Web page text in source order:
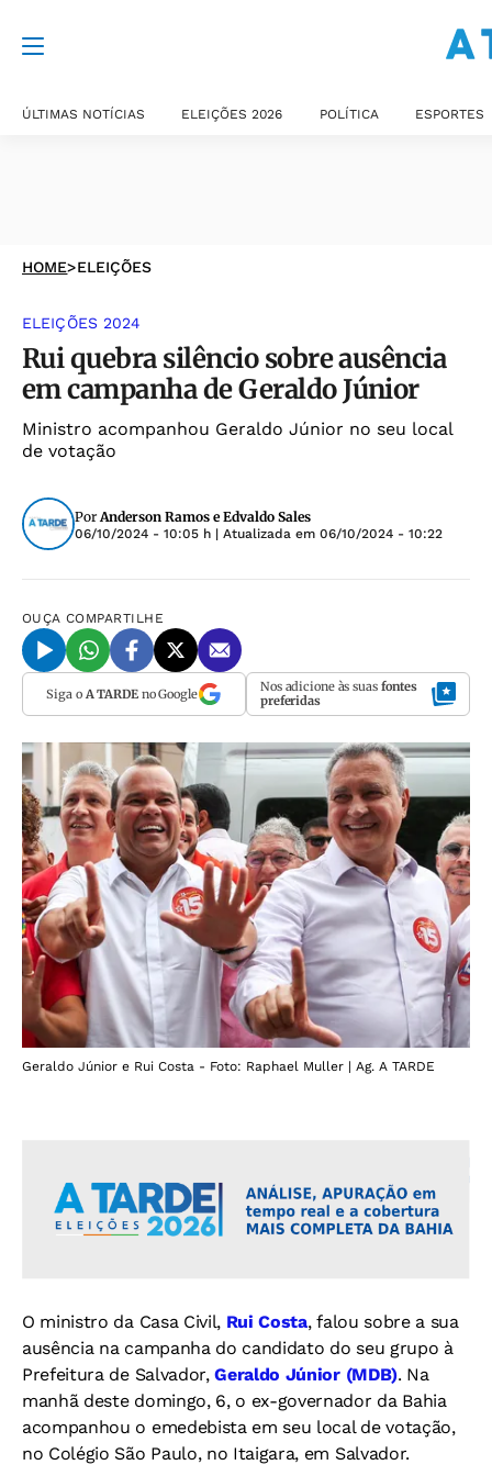
ÚLTIMAS NOTÍCIAS ELEIÇÕES 2026 POLÍTICA ESPORTES
HOME>ELEIÇÕES
ELEIÇÕES 2024
Rui quebra silêncio sobre ausência
em campanha de Geraldo Júnior
Ministro acompanhou Geraldo Júnior no seu local
de votação
PorAnderson Ramos e Edvaldo Sales
06/10/2024 - 10:05 h | Atualizada em 06/10/2024 - 10:22
OUÇA COMPARTILHE
Siga o A TARDEno Google Nos adicione às suas fontes
preferidas
Geraldo Júnior e Rui Costa - Foto: Raphael Muller | Ag. A TARDE
O ministro da Casa Civil, Rui Costa, falou sobre a sua
ausência na campanha do candidato do seu grupo à
Prefeitura de Salvador,Geraldo Júnior (MDB). Na
manhã deste domingo, 6, o ex-governador da Bahia
acompanhou o emedebista em seu local de votação,
no Colégio São Paulo, no Itaigara, em Salvador.